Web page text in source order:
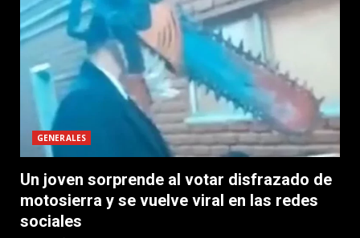
GENERALES
Un joven sorprende al votar disfrazado de
motosierra y se vuelve viral en las redes
sociales